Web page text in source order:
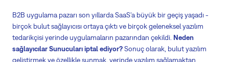
B2B uygulama pazarı son yıllarda SaaS'a büyük bir geçiş yaşadı -
birçok bulut sağlayıcısı ortaya çıktı ve birçok geleneksel yazılım
tedarikçisi yerinde uygulamaların pazarından çekildi. Neden
sağlayıcılar Sunucuları iptal ediyor?Sonuç olarak, bulut yazılım
geliştirmek ve özellikle sunmak, yerinde yazılım sağlamaktan